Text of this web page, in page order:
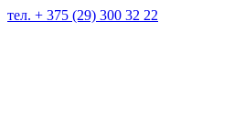
тел. + 375 (29) 300 32 22